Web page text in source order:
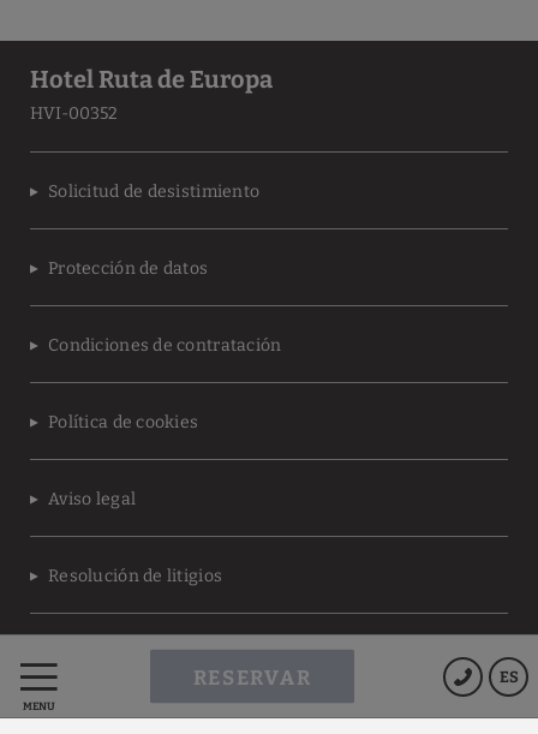
MENÚ
ES
RESERVAR
Hotel Ruta de Europa
HVI-00352
Solicitud de desistimiento
Protección de datos
Condiciones de contratación
Política de cookies
Aviso legal
Resolución de litigios
Powered by Keytel
Compra segura